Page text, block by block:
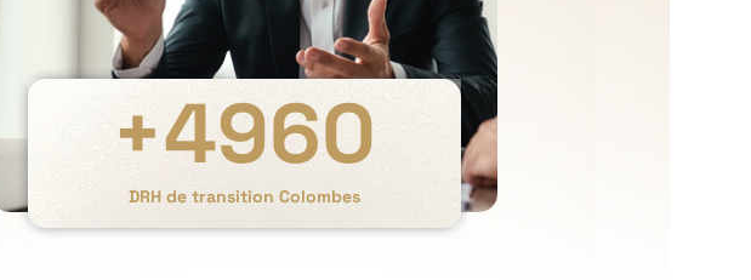
DRH de transition Colombes
+4960